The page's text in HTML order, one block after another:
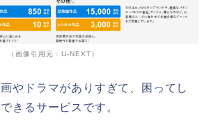
（画像引用元：U-NEXT）
やドラマがありすぎて、困ってし
きるサービスです。